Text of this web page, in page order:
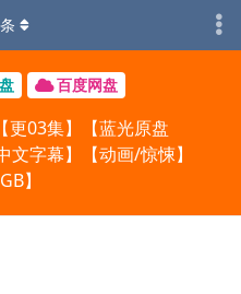
百度网盘
更03集】【蓝光原盘
字幕】【动画/惊悚】
】
条